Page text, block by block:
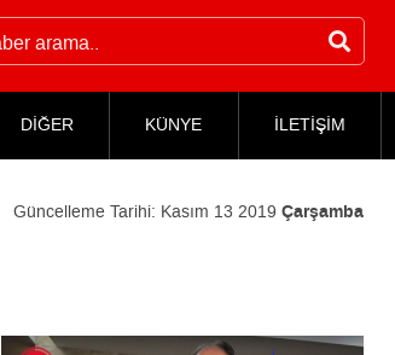
DİĞER KÜNYE İLETİŞİM
Güncelleme Tarihi: Kasım 13 2019 Çarşamba